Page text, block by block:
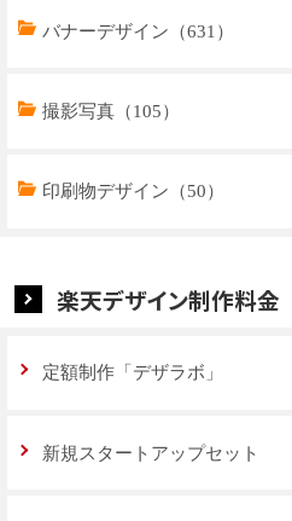
トップページデザイン（33）
商品ページデザイン（769）
特集ページデザイン（59）
バナーデザイン（631）
撮影写真（105）
印刷物デザイン（50）
楽天デザイン制作料金
定額制作「デザラボ」
新規スタートアップセット